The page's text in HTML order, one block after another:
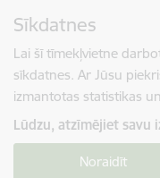
Sīkdatnes
Lai šī tīmekļvietne
sīkdatnes. Ar Jūsu
izmantotas statistikas
Lūdzu, atzīmējiet savu
Noraidīt